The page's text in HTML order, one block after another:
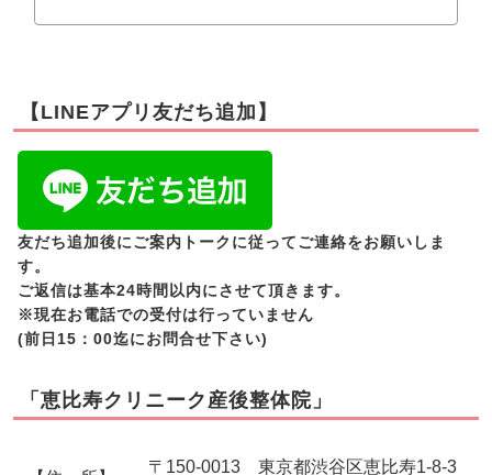
【LINEアプリ友だち追加】
友だち追加後にご案内トークに従ってご連絡をお願いしま
す。
ご返信は基本24時間以内にさせて頂きます。
※現在お電話での受付は行っていません
(前日15：00迄にお問合せ下さい)
「恵比寿クリニーク産後整体院」
〒150-0013 東京都渋谷区恵比寿1-8-3